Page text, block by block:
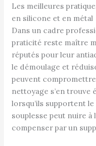
Les meilleures
en silicone et en métal
Dans un cadre
praticité reste maître
réputés pour leur
le démoulage et
peuvent
nettoyage s’en trouve
lorsqu’ils supportent
souplesse peut nuire à
compenser par un